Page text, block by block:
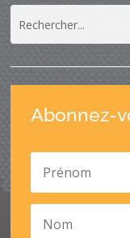
Abonnez-